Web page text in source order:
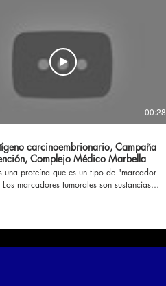
00:28
carcinoembrionario, Campaña
Complejo Médico Marbella
una proteína que es un tipo de "marcador
marcadores tumorales son sustancias